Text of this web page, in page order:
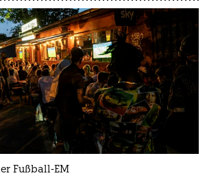
Fußball-EM